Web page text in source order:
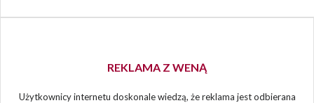
REKLAMA Z WENĄ
Użytkownicy internetu doskonale wiedzą, że reklama jest odbierana